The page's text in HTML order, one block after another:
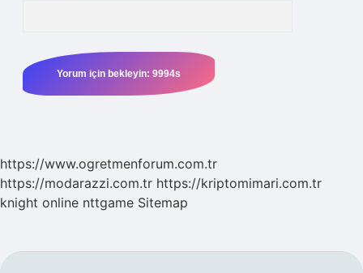
https://www.ogretmenforum.com.tr
https://modarazzi.com.tr https://kriptomimari.com.tr
knight online nttgame Sitemap